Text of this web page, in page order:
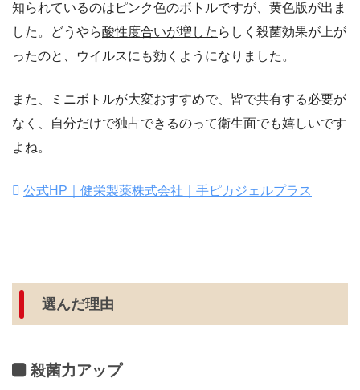
知られているのはピンク色のボトルですが、黄色版が出ま
した。どうやら酸性度合いが増した らしく殺菌効果が上が
ったのと、ウイルスにも効くようになりました。
また、ミニボトルが大変おすすめで、皆で共有する必要が
なく、自分だけで独占できるのって衛生面でも嬉しいです
よね。
公式HP｜健栄製薬株式会社｜手ピカジェルプラス
選んだ理由
殺菌力アップ